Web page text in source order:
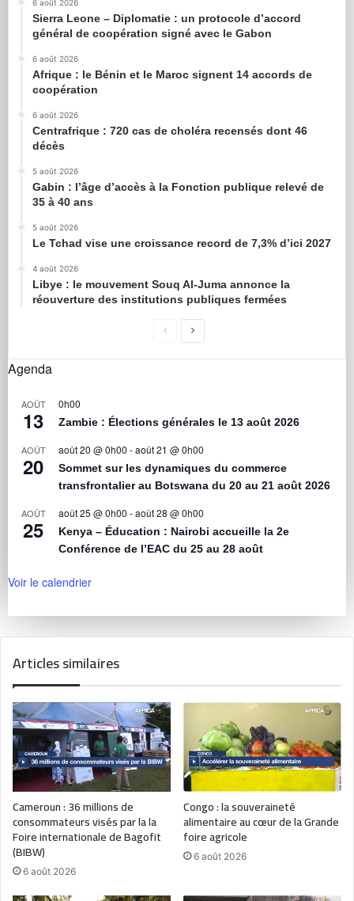
6 août 2026
Sierra Leone – Diplomatie : un protocole d’accord
général de coopération signé avec le Gabon
6 août 2026
Afrique : le Bénin et le Maroc signent 14 accords de
coopération
6 août 2026
Centrafrique : 720 cas de choléra recensés dont 46
décès
5 août 2026
Gabin : l’âge d’accès à la Fonction publique relevé de
35 à 40 ans
5 août 2026
Le Tchad vise une croissance record de 7,3% d’ici 2027
4 août 2026
Libye : le mouvement Souq Al-Juma annonce la
réouverture des institutions publiques fermées
Agenda
AOÛT
13
0h00
Zambie : Élections générales le 13 août 2026
AOÛT
20
août 20 @ 0h00 -août 21 @ 0h00
Sommet sur les dynamiques du commerce
transfrontalier au Botswana du 20 au 21 août 2026
AOÛT
25
août 25 @ 0h00 -août 28 @ 0h00
Kenya – Éducation : Nairobi accueille la 2e
Conférence de l’EAC du 25 au 28 août
Voir le calendrier
Articles similaires
Cameroun : 36 millions de
consommateurs visés par la la
Foire internationale de Bagofit
(BIBW)
6 août 2026
Congo : la souveraineté
alimentaire au cœur de la Grande
foire agricole
6 août 2026